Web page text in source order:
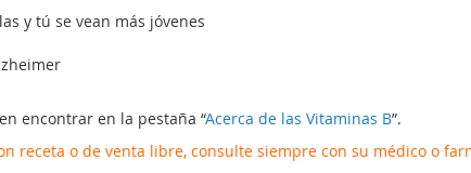
y tú se vean más jóvenes
encontrar en la pestaña “Acerca de las Vitaminas B”.
receta o de venta libre, consulte siempre con su médico o